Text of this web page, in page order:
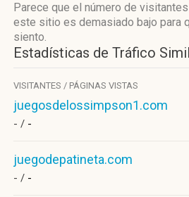
Parece que el número de
este sitio es demasiado bajo para
siento.
Estadísticas de Tráfico
VISITANTES / PÁGINAS VISTAS
juegosdelossimpson1.com
- / -
juegodepatineta.com
- / -